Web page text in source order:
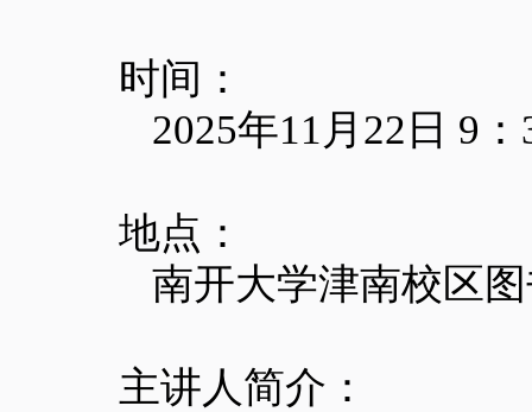
时间 ：
2025年11 月 22 日 9 ：
地点 ：
南开大学津南校区
主讲人简介：